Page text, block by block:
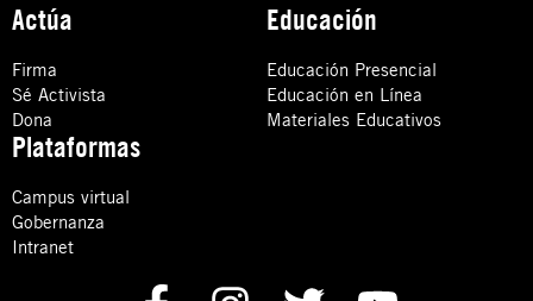
Actúa
Firma
Sé Activista
Dona
Educación
Educación Presencial
Educación en Línea
Materiales Educativos
Plataformas
Campus virtual
Gobernanza
Intranet